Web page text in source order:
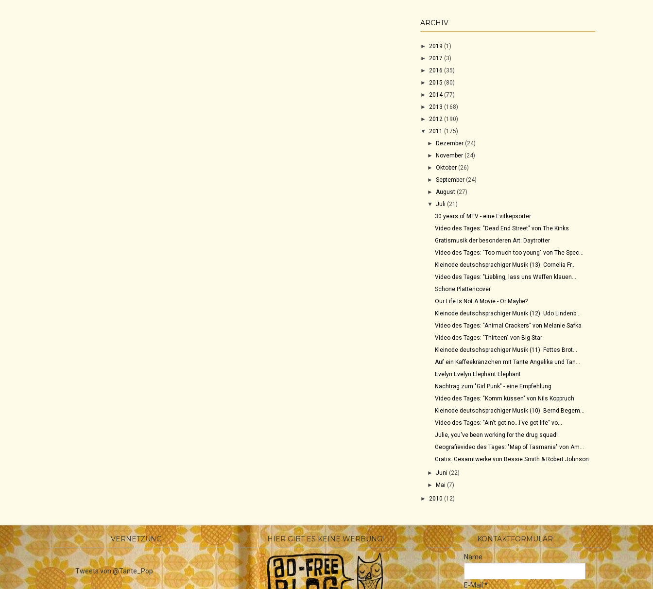
ARCHIV
► 2019 (1)
► 2017 (3)
► 2016 (35)
► 2015 (80)
► 2014 (77)
► 2013 (168)
► 2012 (190)
▼ 2011 (175)
►Dezember (24)
►November (24)
►Oktober (26)
►September (24)
► August (27)
▼Juli (21)
30 years of MTV - eine Evitkepsorter
Video des Tages: "Dead End Street" von The Kinks
Gratismusik der besonderen Art: Daytrotter
Video des Tages: "Too much too young" von The Spec...
Kleinode deutschsprachiger Musik (13): Cornelia Fr...
Video des Tages: "Liebling, lass uns Waffen klauen...
Schöne Plattencover
Our Life Is Not A Movie - Or Maybe?
Kleinode deutschsprachiger Musik (12): Udo Lindenb...
Video des Tages: "Animal Crackers" von Melanie Safka
Video des Tages: "Thirteen" von Big Star
Kleinode deutschsprachiger Musik (11): Fettes Brot...
Auf ein Kaffeekränzchen mit Tante Angelika und Tan...
Evelyn Evelyn Elephant Elephant
Nachtrag zum "Girl Punk" - eine Empfehlung
Video des Tages: "Komm küssen" von Nils Koppruch
Kleinode deutschsprachiger Musik (10): Bernd Begem...
Video des Tages: "Ain't got no...I've got life" vo...
Julie, you've been working for the drug squad!
Geografievideo des Tages: "Map of Tasmania" von Am...
Gratis: Gesamtwerke von Bessie Smith & Robert Johnson
►Juni (22)
►Mai (7)
► 2010 (12)
VERNETZUNG
Tweets von @Tante_Pop
HIER GIBT ES KEINE WERBUNG! KONTAKTFORMULAR
Name
E-Mail*